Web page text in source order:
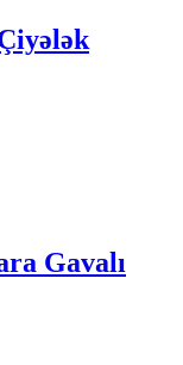
Gavalı